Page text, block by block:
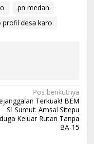
pn medan
profil desa karo
Pos berikutnya
Terkuak! BEM
SI Sumut: Amsal Sitepu
Keluar Rutan Tanpa
BA-15